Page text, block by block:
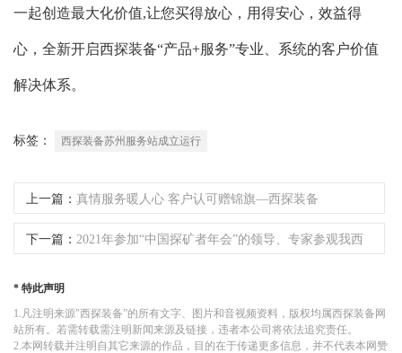
一起创造最大化价值,让您买得放心，用得安心，效益得
心，全新开启西探装备“产品+服务”专业、系统的客户价值
解决体系。
标签： 西探装备苏州服务站成立运行
上一篇： 真情服务暖人心 客户认可赠锦旗—西探装备
下一篇： 2021年参加“中国探矿者年会”的领导、专家参观我西
* 特此声明
1.凡注明来源"西探装备”的所有文字、图片和音视频资料，版权均属西探装备网
站所有。若需转载需注明新闻来源及链接，违者本公司将依法追究责任。
2.本网转载并注明自其它来源的作品，目的在于传递更多信息，并不代表本网赞